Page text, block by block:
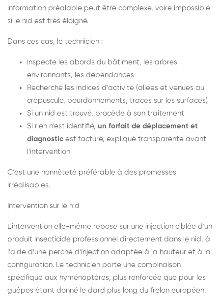
information préalable peut être complexe, voire impossible
si le nid est très éloigné.
Dans ces cas, le technicien :
Inspecte les abords du bâtiment, les arbres
environnants, les dépendances
Recherche les indices d'activité (allées et venues au
crépuscule, bourdonnements, traces sur les surfaces)
Si un nid est trouvé, procède à son traitement
Si rien n'est identifié, un forfait de déplacement et
diagnostic est facturé, expliqué transparente avant
l'intervention
C'est une honnêteté préférable à des promesses
irréalisables.
Intervention sur le nid
L'intervention elle-même repose sur une injection ciblée d'un
produit insecticide professionnel directement dans le nid, à
l'aide d'une perche d'injection adaptée à la hauteur et à la
configuration. Le technicien porte une combinaison
spécifique aux hyménoptères, plus renforcée que pour les
guêpes étant donné le dard plus long du frelon européen.